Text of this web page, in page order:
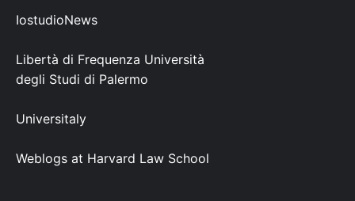
IostudioNews
Libertà di Frequenza Università
degli Studi di Palermo
Universitaly
Weblogs at Harvard Law School